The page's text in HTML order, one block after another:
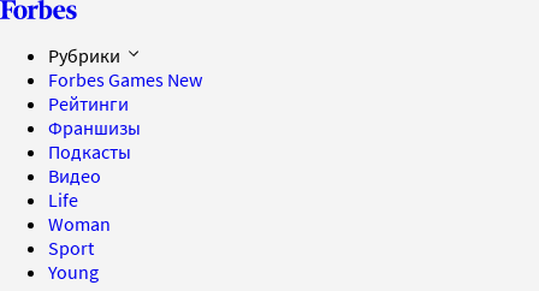
Рубрики
Forbes Games New
Рейтинги
Франшизы
Подкасты
Видео
Life
Woman
Sport
Young